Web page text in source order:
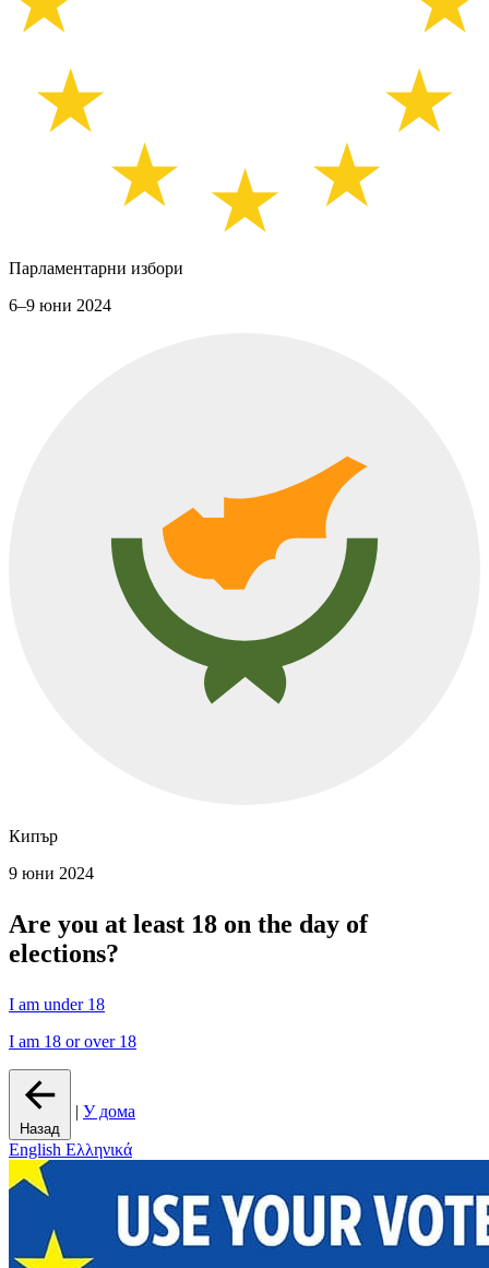
Парламентарни избори
6–9 юни 2024
Кипър
9 юни 2024
Are you at least 18 on the day of
elections?
I am under 18
I am 18 or over 18
Назад
| У дома
English Ελληνικά